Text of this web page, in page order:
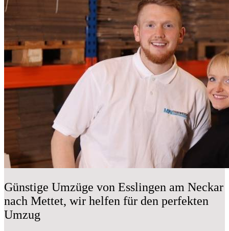
Günstige Umzüge von Esslingen am Neckar
nach Mettet, wir helfen für den perfekten
Umzug